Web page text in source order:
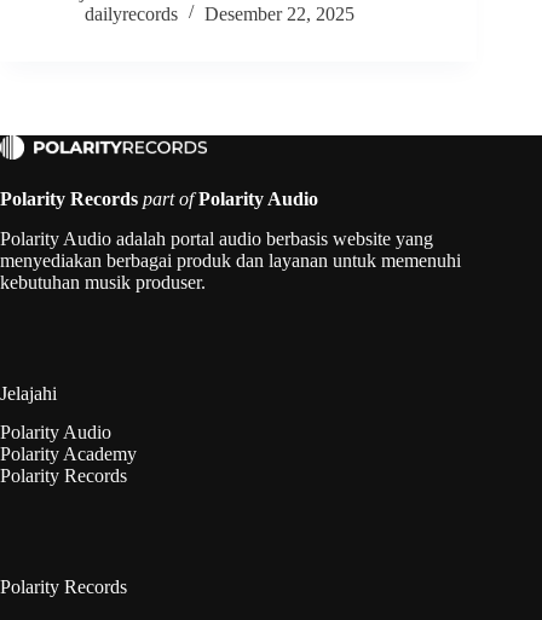
dailyrecords
Desember 22, 2025
Polarity Records part of Polarity Audio
Polarity Audio adalah portal audio berbasis website yang
menyediakan berbagai produk dan layanan untuk memenuhi
kebutuhan musik produser.
Jelajahi
Polarity Audio
Polarity Academy
Polarity Records
Polarity Records